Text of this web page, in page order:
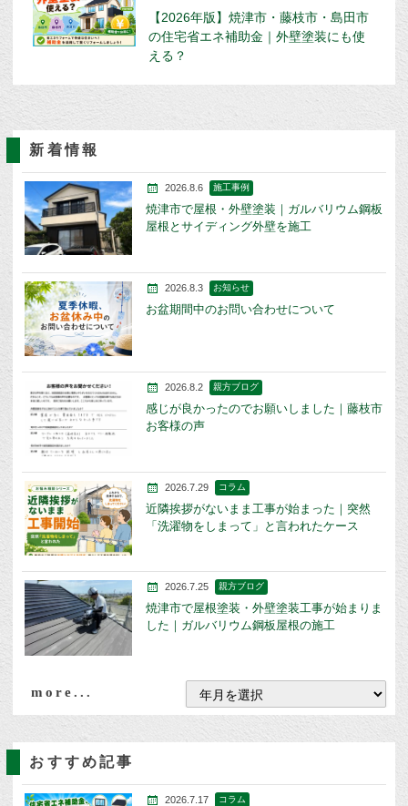
【2026年版】焼津市・藤枝市・島田市
の住宅省エネ補助金｜外壁塗装にも使
える？
新着情報
2026.8.6 施工事例
焼津市で屋根・外壁塗装｜ガルバリウム鋼板
屋根とサイディング外壁を施工
2026.8.3 お知らせ
お盆期間中のお問い合わせについて
2026.8.2 親方ブログ
感じが良かったのでお願いしました｜藤枝市
お客様の声
2026.7.29 コラム
近隣挨拶がないまま工事が始まった｜突然
「洗濯物をしまって」と言われたケース
2026.7.25 親方ブログ
焼津市で屋根塗装・外壁塗装工事が始まりま
した｜ガルバリウム鋼板屋根の施工
more...
おすすめ記事
2026.7.17 コラム